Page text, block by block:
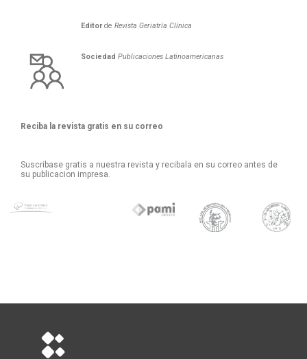
Editorde Revista Geriatría Clí­nica
Sociedad Publicaciones Latinoamericanas
Reciba la revista gratis en su correo
Suscribase gratis a nuestra revista y recibala en su correo antes de
su publicacion impresa.